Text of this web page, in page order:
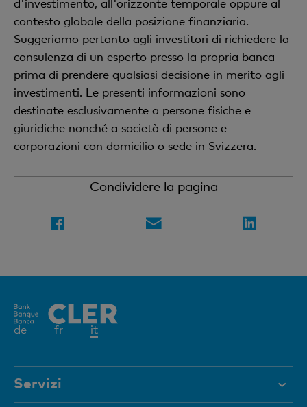
contesto globale della posizione finanziaria.
Suggeriamo pertanto agli investitori di richiedere la
consulenza di un esperto presso la propria banca
prima di prendere qualsiasi decisione in merito agli
investimenti. Le presenti informazioni sono
destinate esclusivamente a persone fisiche e
giuridiche nonché a società di persone e
corporazioni con domicilio o sede in Svizzera.
Condividere la pagina
de fr itElemento
Servizi